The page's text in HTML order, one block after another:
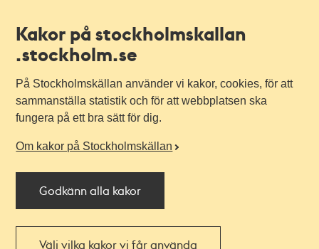
Kakor på stockholmskallan
.stockholm.se
På Stockholmskällan använder vi kakor, cookies, för att
sammanställa statistik och för att webbplatsen ska
fungera på ett bra sätt för dig.
Om kakor på Stockholmskällan
Godkänn alla kakor
Välj vilka kakor vi får använda